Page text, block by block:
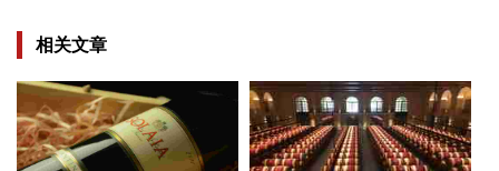
相关文章